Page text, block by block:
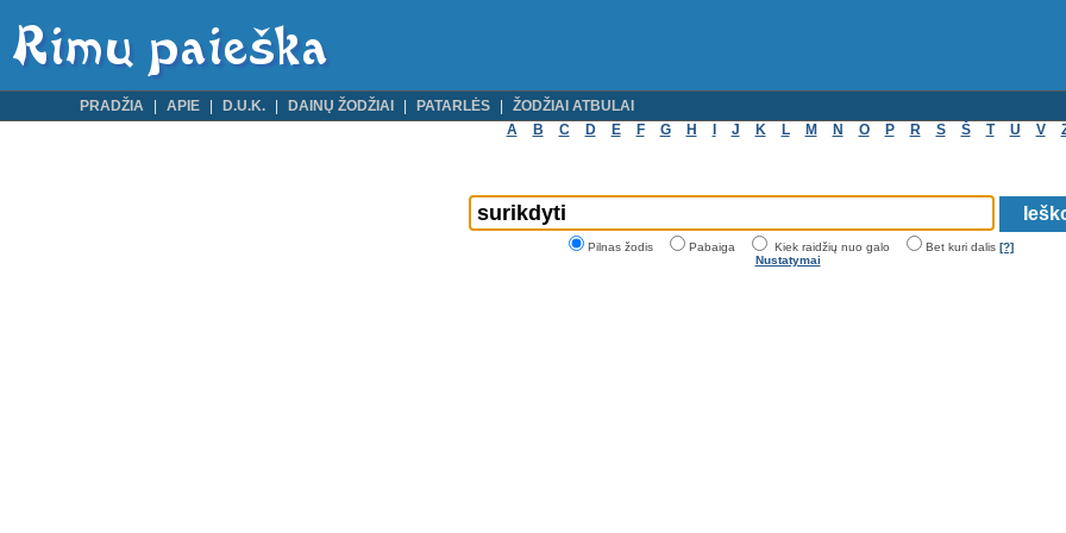
PRADŽIA APIE D.U.K. DAINŲ ŽODŽIAI PATARLĖS
ŽODŽIAI ATBULAI
A
B C D E F G H J K L M N O P R S Š T U V
Pilnas žodis Pabaiga Kiek raidžių nuo galo Bet kuri dalis [?]
Nustatymai